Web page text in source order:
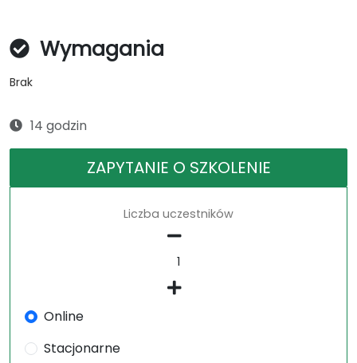
Wymagania
Brak
14 godzin
ZAPYTANIE O SZKOLENIE
Liczba uczestników
Online
Stacjonarne